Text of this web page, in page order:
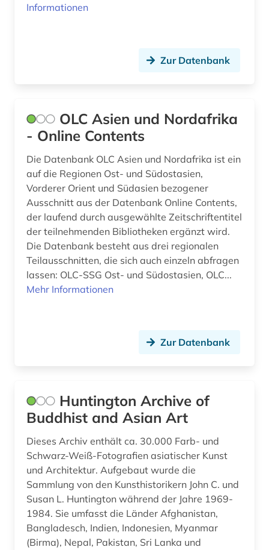
volltext (1)
wirtschaftskrise (1)
wörterbuch (1)
zeischrift (1)
zeitschriftenaufsatz (1)
zeitung (1)
östliche philosophie (1)
übersetzung (1)
Informationen
Zur Datenbank
OLC Asien und Nordafrika
- Online Contents
Die Datenbank OLC Asien und Nordafrika ist ein
auf die Regionen Ost- und Südostasien,
Vorderer Orient und Südasien bezogener
Ausschnitt aus der Datenbank Online Contents,
der laufend durch ausgewählte Zeitschriftentitel
der teilnehmenden Bibliotheken ergänzt wird.
Die Datenbank besteht aus drei regionalen
Teilausschnitten, die sich auch einzeln abfragen
lassen: OLC-SSG Ost- und Südostasien, OLC...
Mehr Informationen
Zur Datenbank
Huntington Archive of
Buddhist and Asian Art
Dieses Archiv enthält ca. 30.000 Farb- und
Schwarz-Weiß-Fotografien asiatischer Kunst
und Architektur. Aufgebaut wurde die
Sammlung von den Kunsthistorikern John C. und
Susan L. Huntington während der Jahre 1969-
1984. Sie umfasst die Länder Afghanistan,
Bangladesch, Indien, Indonesien, Myanmar
(Birma), Nepal, Pakistan, Sri Lanka und